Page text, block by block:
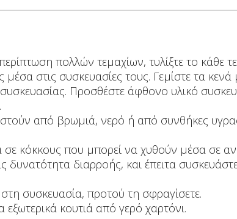
πολλών τεμαχίων, τυλίξτε το κάθε
στις συσκευασίες τους. Γεμίστε τα
Προσθέστε άφθονο υλικό
από βρωμιά, νερό ή από συνθήκες
κόκκους που μπορεί να χυθούν μέσα σε
διαρροής, και έπειτα
συσκευασία, προτού τη σφραγίσετε.
κουτιά από γερό χαρτόνι.